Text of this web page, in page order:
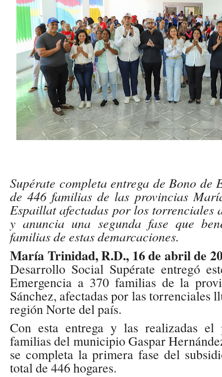
Supérate completa entrega de Bono de
de 446 familias de las provincias
Espaillat afectadas por los torrenciales
y anuncia una segunda fase que
familias de estas demarcaciones.
María Trinidad, R.D., 16 de abril de
Desarrollo Social Supérate entregó
Emergencia a 370 familias de la
Sánchez, afectadas por las torrenciales
región Norte del país.
Con esta entrega y las realizadas el
familias del municipio Gaspar
se completa la primera fase del
total de 446 hogares.